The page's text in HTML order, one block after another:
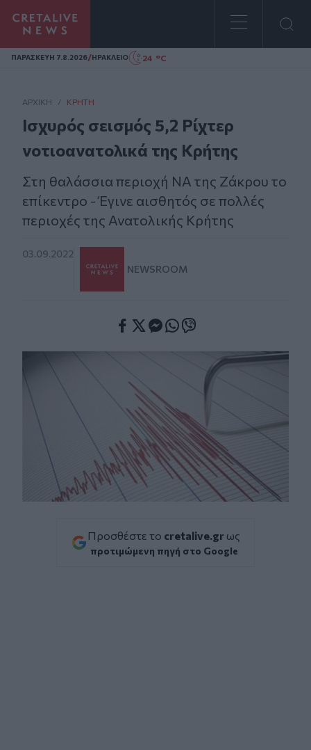
Homepage
ΠΑΡΑΣΚΕΥΗ 7.8.2026/ΗΡΑΚΛΕΙΟ 24 °C
ΑΡΧΙΚΗ / ΚΡΉΤΗ
Ισχυρός σεισμός 5,2 Ρίχτερ
νοτιοανατολικά της Κρήτης
Στη θαλάσσια περιοχή ΝΑ της Ζάκρου το
επίκεντρο - Έγινε αισθητός σε πολλές
περιοχές της Ανατολικής Κρήτης
03.09.2022
NEWSROOM
Προσθέστε το cretalive.gr ως
προτιμώμενη πηγή στο Google